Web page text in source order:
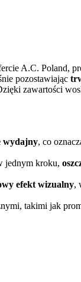
A.C. Poland,
pozostawiając
zawartości
wydajny, co
jednym kroku,
efekt wizualny,
takimi jak